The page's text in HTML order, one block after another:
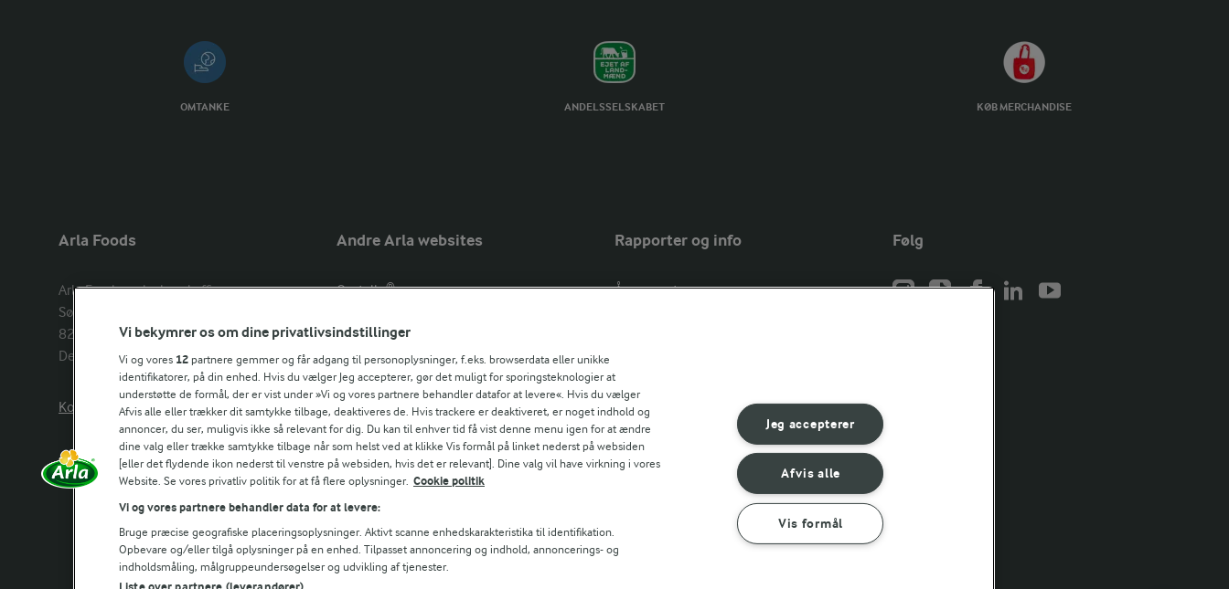
OMTANKE ANDELSSELSKABET KØB MERCHANDISE
Arla Foods
Arla Foods amba head office
Sønderhøj 14,
8260 Viby J
Denmark
Kontakt os her
Andre Arla websites
Castello®
Arla Unika
Arla shop
Arla in other countries
Rapporter og info
Årsrapport
Arla Foods
Fødevarestyrelsens smiley-rapporter for
Jörd
Fødevarestyrelsens smiley-rapporter for
Lurpak PB
Følg
Vi bekymrer os om dine privatlivsindstillinger
Vi og vores 12 partnere gemmer og får adgang til personoplysninger, f.eks. browserdata eller unikke
identifikatorer, på din enhed. Hvis du vælger Jeg accepterer, gør det muligt for sporingsteknologier at
understøtte de formål, der er vist under »Vi og vores partnere behandler datafor at levere«. Hvis du vælger
Afvis alle eller trækker dit samtykke tilbage, deaktiveres de. Hvis trackere er deaktiveret, er noget indhold og
annoncer, du ser, muligvis ikke så relevant for dig. Du kan til enhver tid få vist denne menu igen for at ændre
dine valg eller trække samtykke tilbage når som helst ved at klikke Vis formål på linket nederst på websiden
[eller det flydende ikon nederst til venstre på websiden, hvis det er relevant]. Dine valg vil have virkning i vores
Website. Se vores privatliv politik for at få flere oplysninger. Cookie politik
Vi og vores partnere behandler data for at levere:
Bruge præcise geografiske placeringsoplysninger. Aktivt scanne enhedskarakteristika til identifikation.
Opbevare og/eller tilgå oplysninger på en enhed. Tilpasset annoncering og indhold, annoncerings- og
indholdsmåling, målgruppeundersøgelser og udvikling af tjenester.
Jeg accepterer
Afvis alle
Vis formål